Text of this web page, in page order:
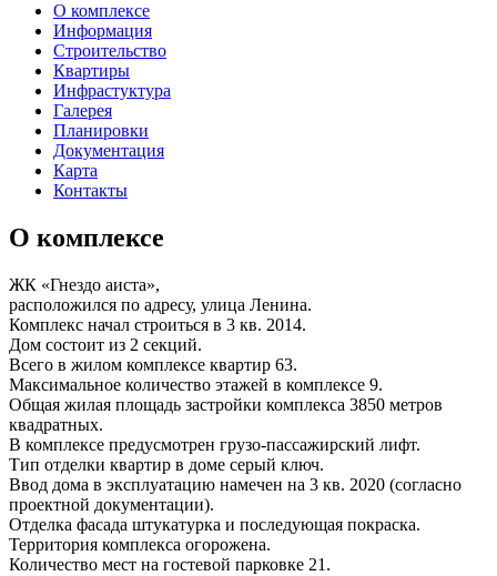
О комплексе
Информация
Строительство
Квартиры
Инфрастуктура
Галерея
Планировки
Документация
Карта
Контакты
О комплексе
ЖК «Гнездо аиста»,
расположился по адресу, улица Ленина.
Комплекс начал строиться в 3 кв. 2014.
Дом состоит из 2 секций.
Всего в жилом комплексе квартир 63.
Максимальное количество этажей в комплексе 9.
Общая жилая площадь застройки комплекса 3850 метров
квадратных.
В комплексе предусмотрен грузо-пассажирский лифт.
Тип отделки квартир в доме серый ключ.
Ввод дома в эксплуатацию намечен на 3 кв. 2020 (согласно
проектной документации).
Отделка фасада штукатурка и последующая покраска.
Территория комплекса огорожена.
Количество мест на гостевой парковке 21.